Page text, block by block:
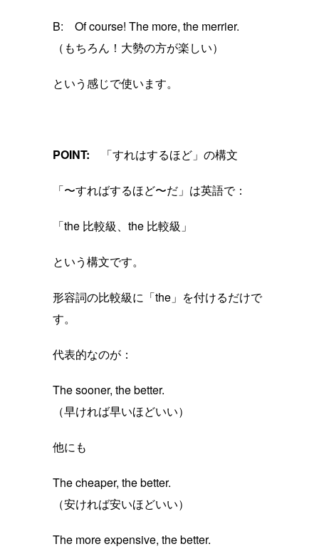
B: Of course! The more, the merrier.
（もちろん！大勢の方が楽しい）
という感じで使います。
POINT: 「すれはするほど」の構文
「〜すればするほど〜だ」は英語で：
「the 比較級、the 比較級」
という構文です。
形容詞の比較級に「the」を付けるだけで
す。
代表的なのが：
The sooner, the better.
（早ければ早いほどいい）
他にも
The cheaper, the better.
（安ければ安いほどいい）
The more expensive, the better.